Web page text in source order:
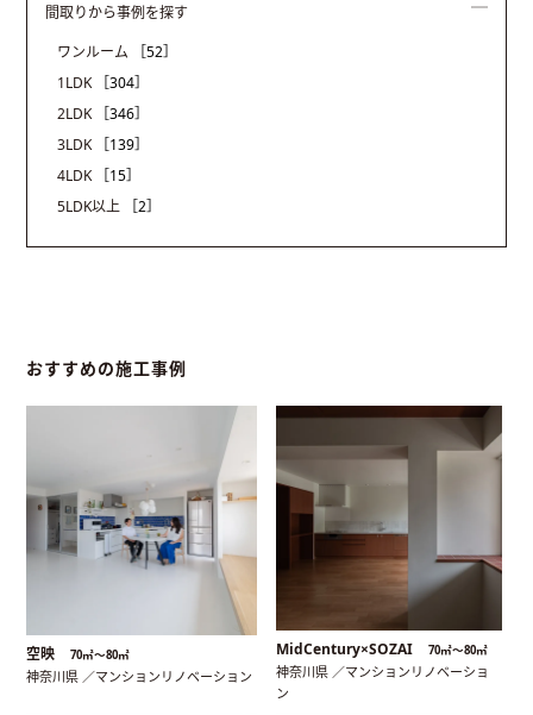
間取りから事例を探す
ワンルーム
［52］
1LDK
［304］
2LDK
［346］
3LDK
［139］
4LDK
［15］
5LDK以上
［2］
おすすめの施工事例
空映 70㎡〜80㎡
神奈川県 ／マンションリノベーション
MidCentury×SOZAI 70㎡〜80㎡
神奈川県 ／マンションリノベーショ
ン